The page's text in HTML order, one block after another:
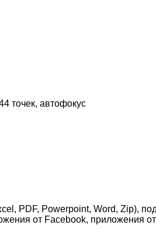
точек, автофокус
PDF, Powerpoint, Word, Zip),
от Facebook, приложения